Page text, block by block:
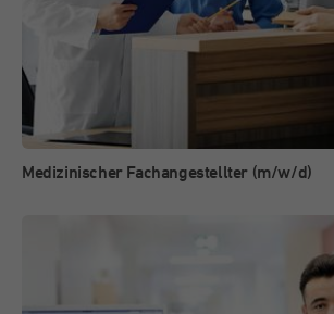
Medizinischer Fachangestellter (m/w/d)